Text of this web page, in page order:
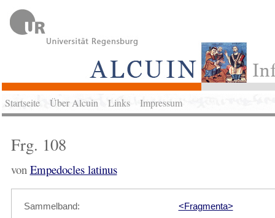
Startseite Über Alcuin Links Impressum
Frg. 108
von Empedocles latinus
Sammelband: <Fragmenta>